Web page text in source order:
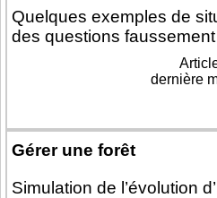
Quelques exemples de
des questions
dernière
Gérer une forêt
Simulation de l’évolution